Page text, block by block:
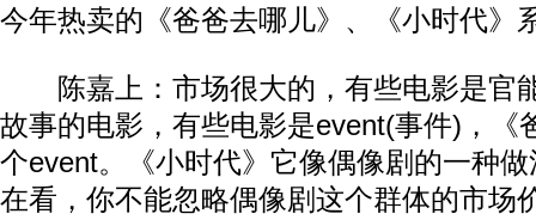
今年热卖的《爸爸去哪儿》、《小时代》
陈嘉上：市场很大的，有些电影是官
故事的电影，有些电影是event(事件)，《
个event。《小时代》它像偶像剧的一种
在看，你不能忽略偶像剧这个群体的市场